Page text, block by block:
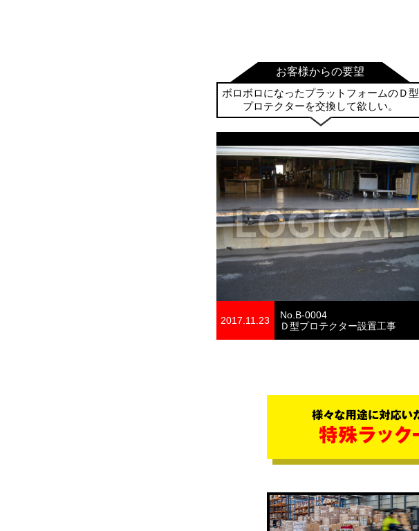
お客様からの要望
ボロボロになったプラットフォームのＤ型
プロテクターを交換して欲しい。
2017.11.23
No.B-0004
Ｄ型プロテクター設置工事